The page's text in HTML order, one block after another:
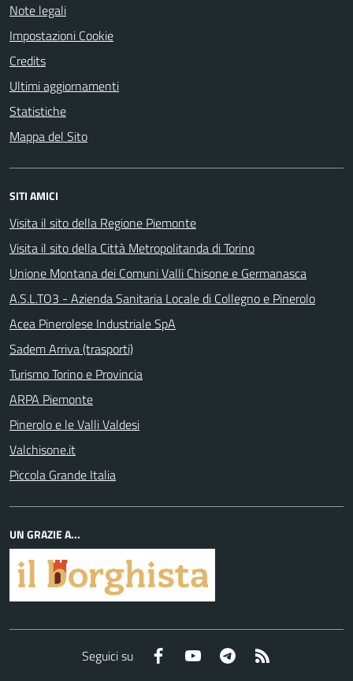
Note legali
Impostazioni Cookie
Credits
Ultimi aggiornamenti
Statistiche
Mappa del Sito
SITI AMICI
Visita il sito della Regione Piemonte
Visita il sito della Città Metropolitanda di Torino
Unione Montana dei Comuni Valli Chisone e Germanasca
A.S.L.TO3 - Azienda Sanitaria Locale di Collegno e Pinerolo
Acea Pinerolese Industriale SpA
Sadem Arriva (trasporti)
Turismo Torino e Provincia
ARPA Piemonte
Pinerolo e le Valli Valdesi
Valchisone.it
Piccola Grande Italia
UN GRAZIE A...
Seguici su Facebook YouTube Telegram